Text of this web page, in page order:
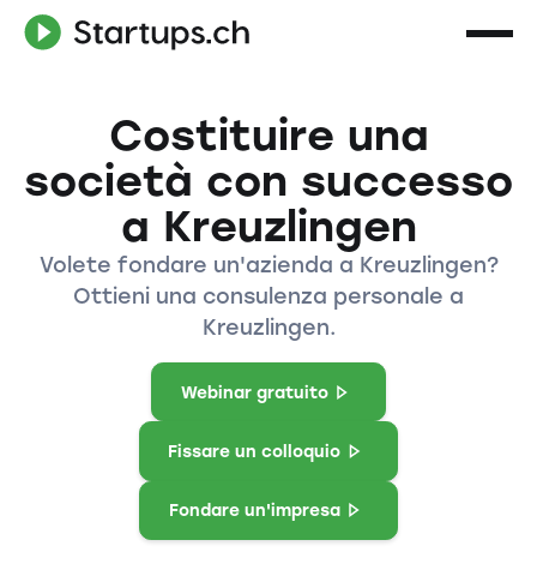
Costituire una
società con successo
a Kreuzlingen
Volete fondare un'azienda a Kreuzlingen?
Ottieni una consulenza personale a
Kreuzlingen.
Webinar gratuito
Fissare un colloquio
Fondare un'impresa